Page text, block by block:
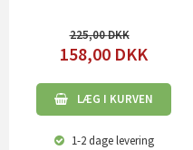
225,00
158,00 DKK
LÆG I KURVEN
1-2 dagelevering